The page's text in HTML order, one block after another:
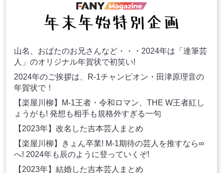
山名、おばたのお兄さんなど・・・2024年は「達筆芸
人」のオリジナル年賀状で初笑い!
2024年のご挨拶は、R-1チャンピオン・田津原理音の
年賀状で！
【楽屋川柳】M-1王者・令和ロマン、THE W王者紅し
ょうがも! 発想も相手も規格外すぎる一句
【2023年】改名した吉本芸人まとめ
【楽屋川柳】きょん卒業! M-1期待の芸人を推すなら∞
へ! 2024年も辰のように登っていくぞ!
【2023年】結婚した吉本芸人まとめ